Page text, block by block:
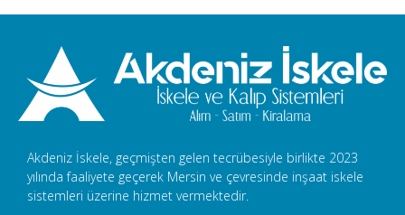
Akdeniz İskele, geçmişten gelen tecrübesiyle birlikte 2023
yılında faaliyete geçerek Mersin ve çevresinde inşaat iskele
sistemleri üzerine hizmet vermektedir.